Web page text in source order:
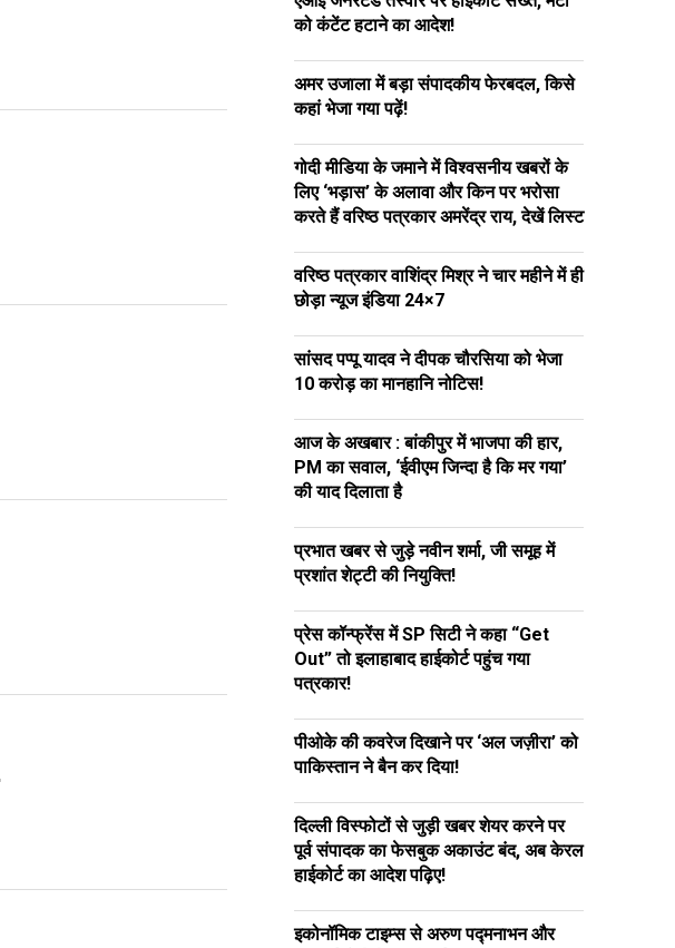
को कंटेंट हटाने का आदेश!
अमर उजाला में बड़ा संपादकीय फेरबदल, किसे
कहां भेजा गया पढ़ें!
गोदी मीडिया के जमाने में विश्वसनीय खबरों के
लिए ‘भड़ास’ के अलावा और किन पर भरोसा
करते हैं वरिष्ठ पत्रकार अमरेंद्र राय, देखें लिस्ट
वरिष्ठ पत्रकार वाशिंद्र मिश्र ने चार महीने में ही
छोड़ा न्यूज इंडिया 24×7
सांसद पप्पू यादव ने दीपक चौरसिया को भेजा
₹10 करोड़ का मानहानि नोटिस!
आज के अखबार : बांकीपुर में भाजपा की हार,
PM का सवाल, ‘ईवीएम जिन्दा है कि मर गया’
की याद दिलाता है
प्रभात खबर से जुड़े नवीन शर्मा, जी समूह में
प्रशांत शेट्टी की नियुक्ति!
प्रेस कॉन्फ्रेंस में SP सिटी ने कहा “Get
Out” तो इलाहाबाद हाईकोर्ट पहुंच गया
पत्रकार!
पीओके की कवरेज दिखाने पर ‘अल जज़ीरा’ को
पाकिस्तान ने बैन कर दिया!
दिल्ली विस्फोटों से जुड़ी खबर शेयर करने पर
पूर्व संपादक का फेसबुक अकाउंट बंद, अब केरल
हाईकोर्ट का आदेश पढ़िए!
इकोनॉमिक टाइम्स से अरुण पद्मनाभन और